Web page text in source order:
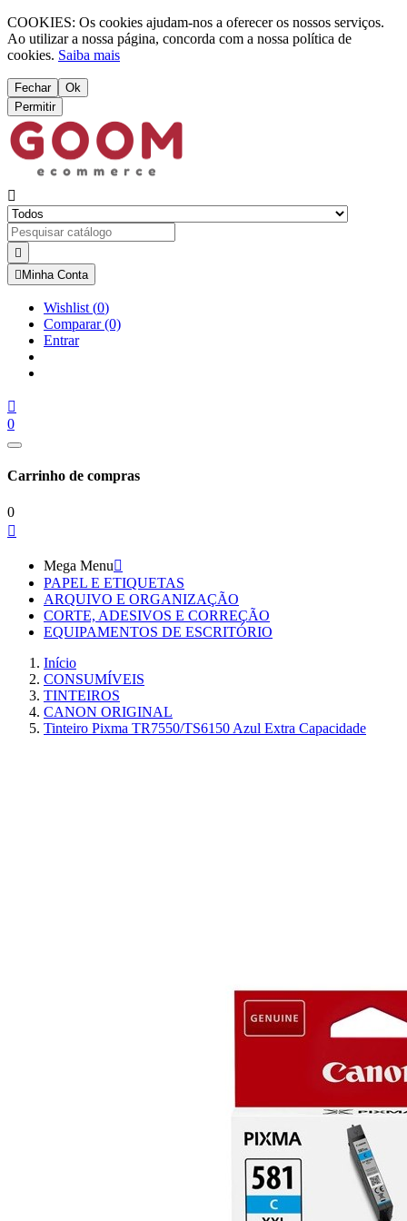
COOKIES: Os cookies ajudam-nos a oferecer os nossos serviços.
Ao utilizar a nossa página, concorda com a nossa política de
cookies. Saiba mais
Fechar
Ok
Permitir


 Minha Conta
Wishlist (0)
Comparar(0)
Entrar

0
Carrinho de compras
0

Mega Menu
PAPEL E ETIQUETAS
ARQUIVO E ORGANIZAÇÃO
CORTE, ADESIVOS E CORREÇÃO
EQUIPAMENTOS DE ESCRITÓRIO
Início
CONSUMÍVEIS
TINTEIROS
CANON ORIGINAL
Tinteiro Pixma TR7550/TS6150 Azul Extra Capacidade